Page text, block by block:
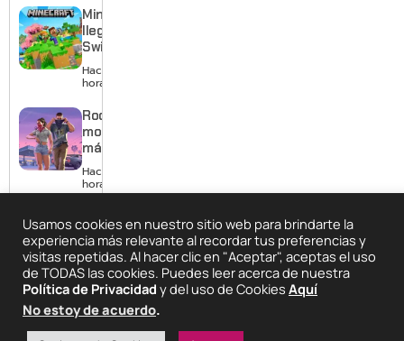
tráiler,
reparto y
tema
Minecraft
llega a
Switch 2
con
mejores
y mucho
Mario
Hace 6
horas
Rockstar
mostrará
más de
GTA 6 en
agosto
con
anticipado
en Netflix
Hace 24
horas
2025 © Degeneraciónx.com | Anime, Games & Nothing
Quiénes
Somos
Condiciones De
Uso Privacidad
Usamos cookies en nuestro sitio web para brindarte la
experiencia más relevante al recordar tus preferencias y
visitas repetidas. Al hacer clic en "Aceptar", aceptas el uso
de TODAS las cookies. Puedes leer acerca de nuestra
Política de Privacidad y del uso de Cookies Aquí
No estoy de acuerdo.